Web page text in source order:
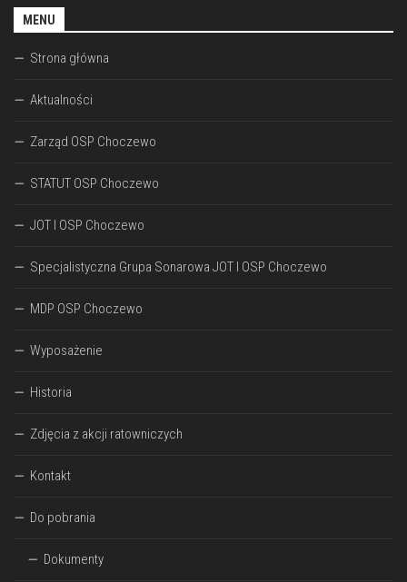
MENU
Strona główna
Aktualności
Zarząd OSP Choczewo
STATUT OSP Choczewo
JOT I OSP Choczewo
Specjalistyczna Grupa Sonarowa JOT I OSP Choczewo
MDP OSP Choczewo
Wyposażenie
Historia
Zdjęcia z akcji ratowniczych
Kontakt
Do pobrania
Dokumenty